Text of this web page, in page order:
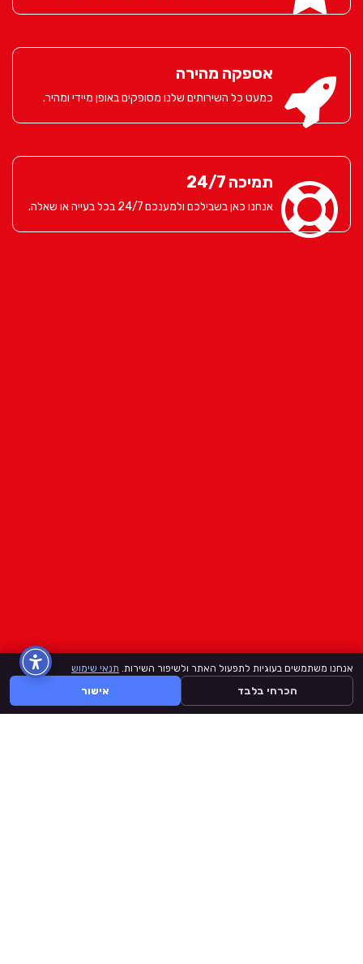
אספקה מהירה
כמעט כל השירותים שלנו מסופקים באופן מיידי ומהיר.
תמיכה 24/7
אנחנו כאן בשבילכם ולמענכם 24/7 בכל בעייה או שאלה.
אנחנו משתמשים בעוגיות לתפעול האתר ולשיפור השירות. תנאי שימוש
הכרחי בלבד אישור